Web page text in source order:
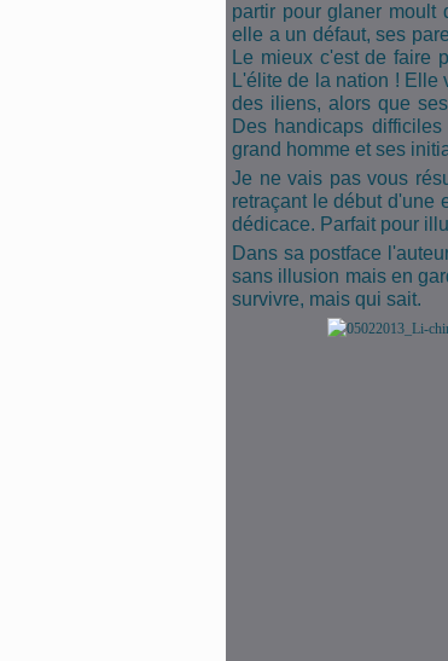
partir pour glaner moult
elle a un défaut, ses
Le mieux c'est de faire
L'élite de la nation ! Elle
des iliens, alors que
Des handicaps
grand homme et ses
Je ne vais pas vous
retraçant le début d'une
dédicace. Parfait pour
Dans sa postface
sans illusion mais en
survivre, mais qui sait.